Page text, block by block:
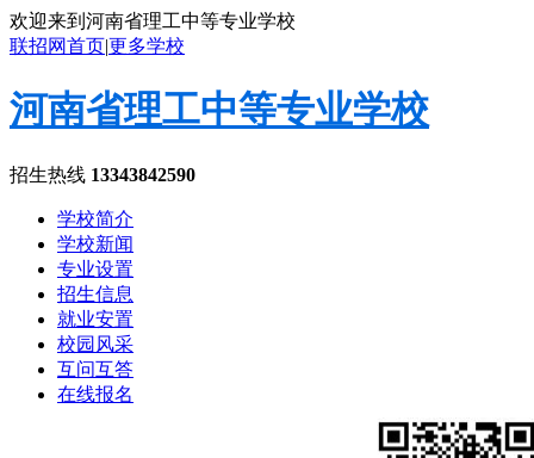
欢迎来到河南省理工中等专业学校
联招网首页|更多学校
河南省理工中等专业学校
招生热线 13343842590
学校简介
学校新闻
专业设置
招生信息
就业安置
校园风采
互问互答
在线报名